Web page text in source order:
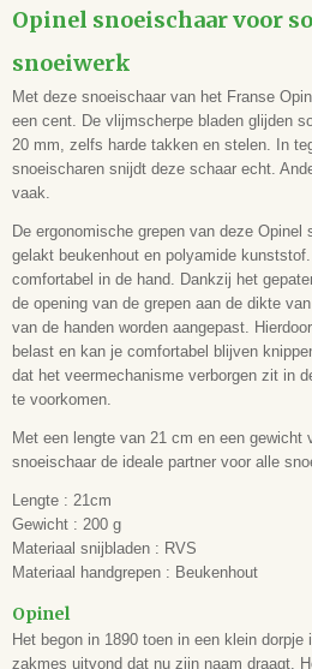
EAN code
3123840016288
Opinel snoeischaar voor
snoeiwerk
Met deze snoeischaar van het Franse
een cent. De vlijmscherpe bladen glijden
20 mm, zelfs harde takken en stelen. In
snoeischaren snijdt deze schaar echt.
vaak.
De ergonomische grepen van deze
gelakt beukenhout en polyamide
comfortabel in de hand. Dankzij het
de opening van de grepen aan de dikte
van de handen worden aangepast.
belast en kan je comfortabel blijven
dat het veermechanisme verborgen zit in
te voorkomen.
Met een lengte van 21 cm en een
snoeischaar de ideale partner voor alle
Lengte : 21cm
Gewicht : 200 g
Materiaal snijbladen : RVS
Materiaal handgrepen : Beukenhout
Opinel
Het begon in 1890 toen in een klein
zakmes uitvond dat nu zijn naam draagt.